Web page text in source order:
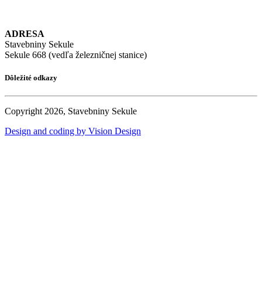
ADRESA
Stavebniny Sekule
Sekule 668 (vedľa železničnej stanice)
Dôležité odkazy
Copyright 2026, Stavebniny Sekule
Design and coding by Vision Design